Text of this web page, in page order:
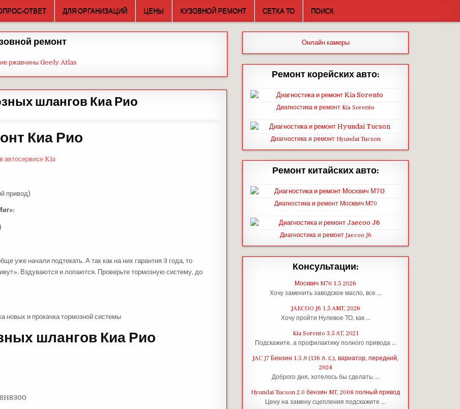
ОТВЕТ ДЛЯ ОРГАНИЗАЦИЙ ЦЕНЫ КУЗОВНОЙ РЕМОНТ СЕТКА ТО ПОИСК
ремонт
ржавчины Geely Atlas
шлангов Киа Рио
Киа Рио
в автосервисе Kia
привод)
уже начали подтекать. А так как на них гарантия 3 года, то
Вздуваются и лопаются. Проверьте тормозную систему, до
новых и прокачка тормозной системы
шлангов Киа Рио
Онлайн камеры
Ремонт корейских авто:
Диагностика и ремонт Kia Sorento
Диагностика и ремонт Hyundai Tucson
Ремонт китайских авто:
Диагностика и ремонт Москвич М70
Диагностика и ремонт Jaecoo J6
Консультации:
Москвич M70 1.5 2026
Хочу заменить заводское масло, все …
JAECOO J6 1.5 AMT, 2026
Хочу пройти Нулевое ТО, как …
Kia Sorento 3.5 AT, 2021
Подскажите, а профилактику полного привода …
JAC J7 Бензин 1.5 л (136 л. с.), вариатор, передний,
2024
Доброго дня, хотелось бы сделать: …
Hyundai Tucson 2.0 бензин MT, 2008 полный привод
Цену на замену сцепления подскажите …